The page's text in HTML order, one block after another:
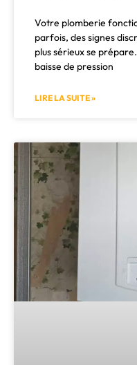
Votre plomberie
parfois, des signes
plus sérieux se
baisse de pression
LIRE LA SUITE »